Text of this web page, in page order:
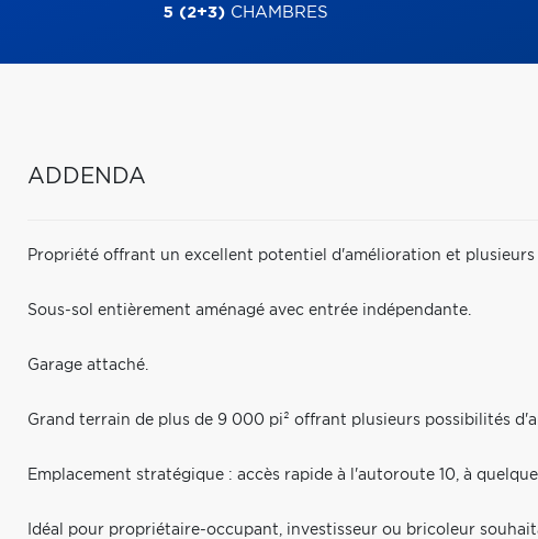
5 (2+3) CHAMBRES
ADDENDA
Propriété offrant un excellent potentiel d'amélioration et
Sous-sol entièrement aménagé avec entrée indépendante.
Garage attaché.
Grand terrain de plus de 9 000 pi² offrant plusieurs possibilités
Emplacement stratégique : accès rapide à l'autoroute 10, à
Idéal pour propriétaire-occupant, investisseur ou bricoleur